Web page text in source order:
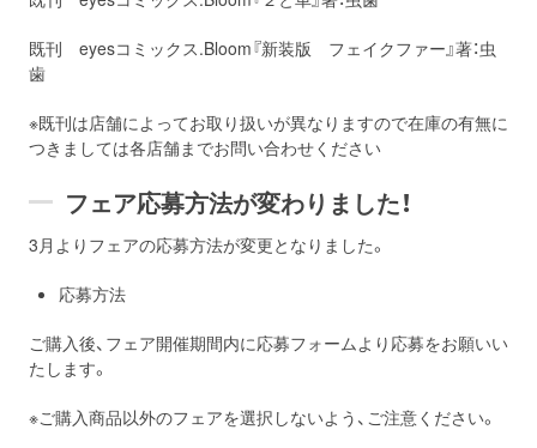
既刊 eyesコミックス.Bloom『新装版 フェイクファー』著：虫
歯
※既刊は店舗によってお取り扱いが異なりますので在庫の有無に
つきましては各店舗までお問い合わせください
フェア応募方法が変わりました！
3月よりフェアの応募方法が変更となりました。
応募方法
ご購入後、フェア開催期間内に応募フォームより応募をお願いい
たします。
※ご購入商品以外のフェアを選択しないよう、ご注意ください。